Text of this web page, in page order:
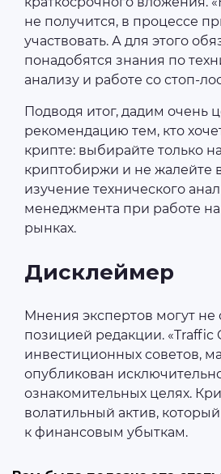
не получится, в процессе
участвовать. А для этого
понадобятся знания по
анализу и работе со стоп-
Подводя итог, дадим очень
рекомендацию тем, кто
крипте: выбирайте только
криптобиржи и не жалейте
изучение технического
менеджмента при работе
рынках.
Дисклеймер
Мнения экспертов могут не
позицией редакции. «Traffic
инвестиционных советов,
опубликован
ознакомительных целях.
волатильный актив,
к финансовым убыткам.